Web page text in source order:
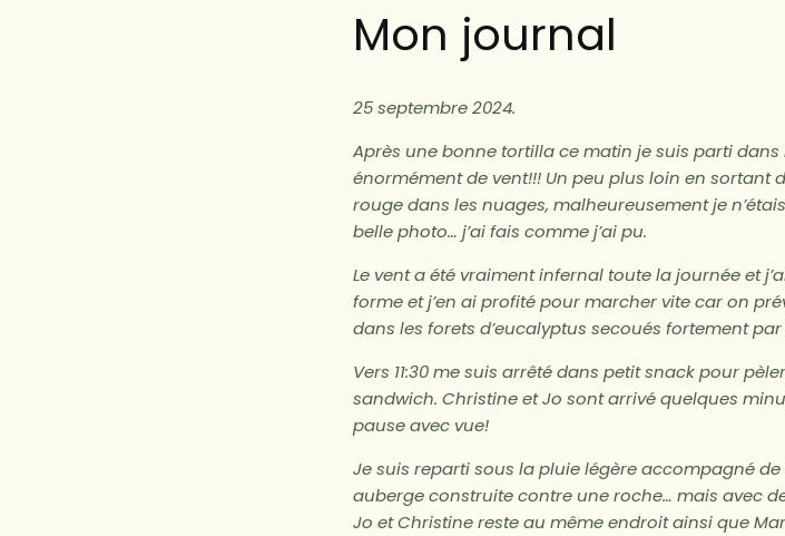
Mon journal
25 septembre 2024.
Après une bonne tortilla ce matin je suis parti dans
énormément de vent!!! Un peu plus loin en sortant
rouge dans les nuages, malheureusement je
belle photo… j’ai fais comme j’ai pu.
Le vent a été vraiment infernal toute la journée et
forme et j’en ai profité pour marcher vite car on
dans les forets d’eucalyptus secoués fortement
Vers 11:30 me suis arrêté dans petit snack pour
sandwich. Christine et Jo sont arrivé quelques
pause avec vue!
Je suis reparti sous la pluie légère accompagné de
auberge construite contre une roche… mais avec
Jo et Christine reste au même endroit ainsi que